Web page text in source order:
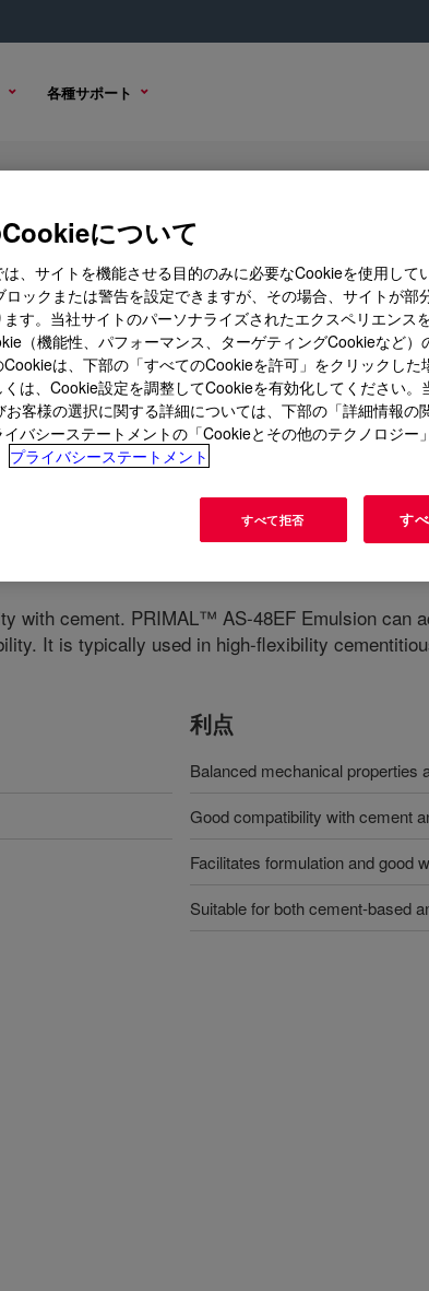
各種サポート
ョン
with cement. PRIMAL™ AS-48EF Emulsion can
It is typically used in high-flexibility
利点
Balanced mechanical properties
Good compatibility with cement
Facilitates formulation and good
Suitable for both cement-based
について
、サイトを機能させる目的のみに必要なCookieを使用して
ックまたは警告を設定できますが、その場合、サイトが部
す。当社サイトのパーソナライズされたエクスペリエンス
（機能性、パフォーマンス、ターゲティングCookieなど）
は、下部の「すべてのCookieを許可」をクリックした
は、Cookie設定を調整してCookieを有効化してください。
客様の選択に関する詳細については、下部の「詳細情報の
バシーステートメントの「Cookieとその他のテクノロジー
プライバシーステートメント
すべて拒否 す